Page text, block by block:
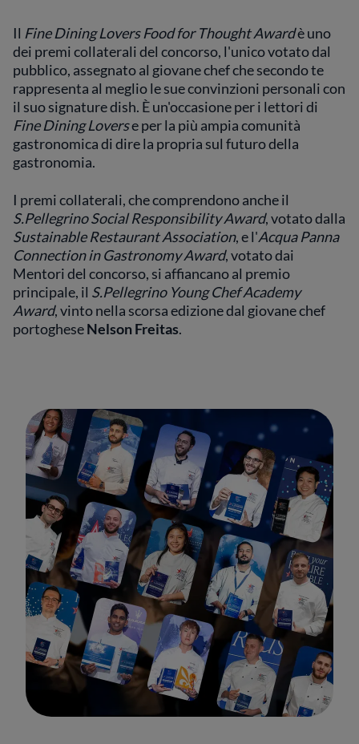
Il Fine Dining Lovers Food for Thought Awardè uno
dei premi collaterali del concorso, l'unico votato dal
pubblico, assegnato al giovane chef che secondo te
rappresenta al meglio le sue convinzioni personali con
il suo signature dish. È un'occasione per i lettori di
Fine Dining Loverse per la più ampia comunità
gastronomica di dire la propria sul futuro della
gastronomia.
I premi collaterali, che comprendono anche il
S.Pellegrino Social Responsibility Award, votato dalla
Sustainable Restaurant Association, e l'Acqua Panna
Connection in Gastronomy Award, votato dai
Mentori del concorso, si affiancano al premio
principale, il S.Pellegrino Young Chef Academy
Award, vinto nella scorsa edizione dal giovane chef
portogheseNelson Freitas.